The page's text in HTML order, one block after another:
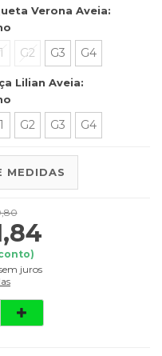
Verona Aveia:
G2 G3 G4
Lilian Aveia:
G2 G3 G4
MEDIDAS
juros